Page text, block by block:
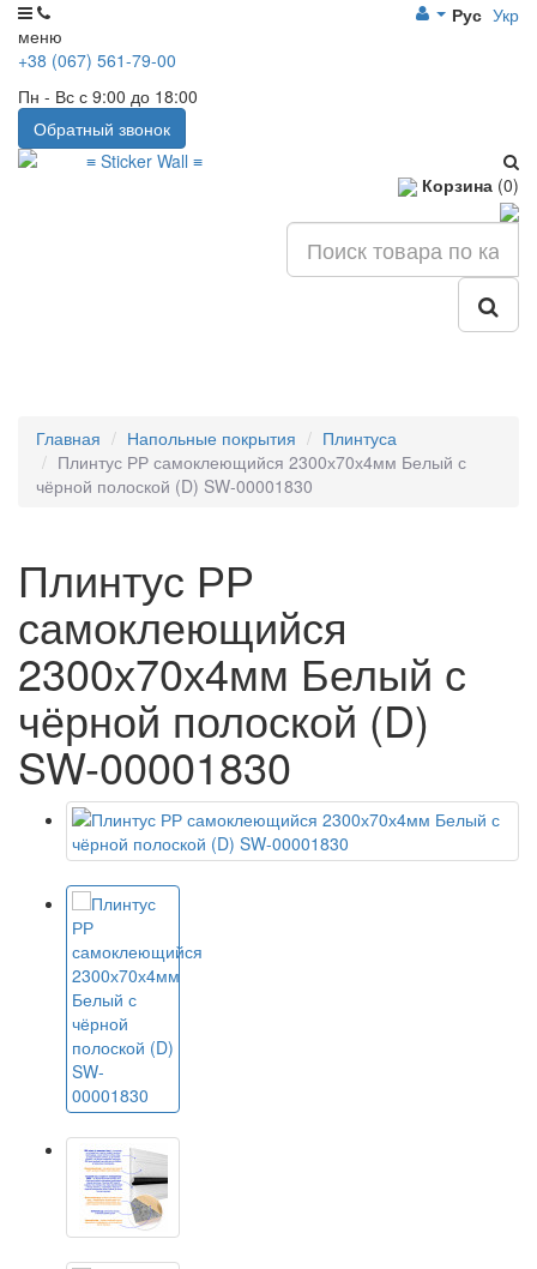
меню
Рус Укр
+38 (067) 561-79-00
Пн - Вс с 9:00 до 18:00
Обратный звонок
Корзина (0)
Главная Напольные покрытия
Плинтуса
Плинтус РР самоклеющийся 2300х70х4мм Белый с
чёрной полоской (D) SW-00001830
Плинтус РР
самоклеющийся
2300х70х4мм Белый с
чёрной полоской (D)
SW-00001830